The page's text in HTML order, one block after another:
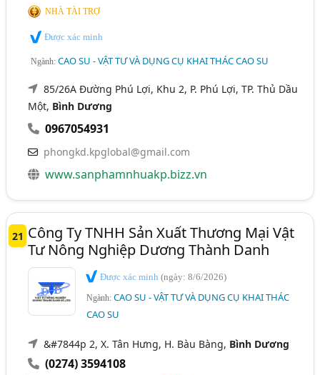
NHÀ TÀI TRỢ
Được xác minh
Ngành:CAO SU - VẬT TƯ VÀ DỤNG CỤ KHAI THÁC CAO SU
85/26A Đường Phú Lợi, Khu 2, P. Phú Lợi, TP. Thủ Dầu
Một, Bình Dương
0967054931
phongkd.kpglobal@gmail.com
www.sanphamnhuakp.bizz.vn
21 Công Ty TNHH Sản Xuất Thương Mại Vật
Tư Nông Nghiệp Dương Thành Danh
Được xác minh(ngày: 8/6/2026)
Ngành:CAO SU - VẬT TƯ VÀ DỤNG CỤ KHAI THÁC
CAO SU
&#7844p 2, X. Tân Hưng, H. Bàu Bàng, Bình Dương
(0274) 3594108